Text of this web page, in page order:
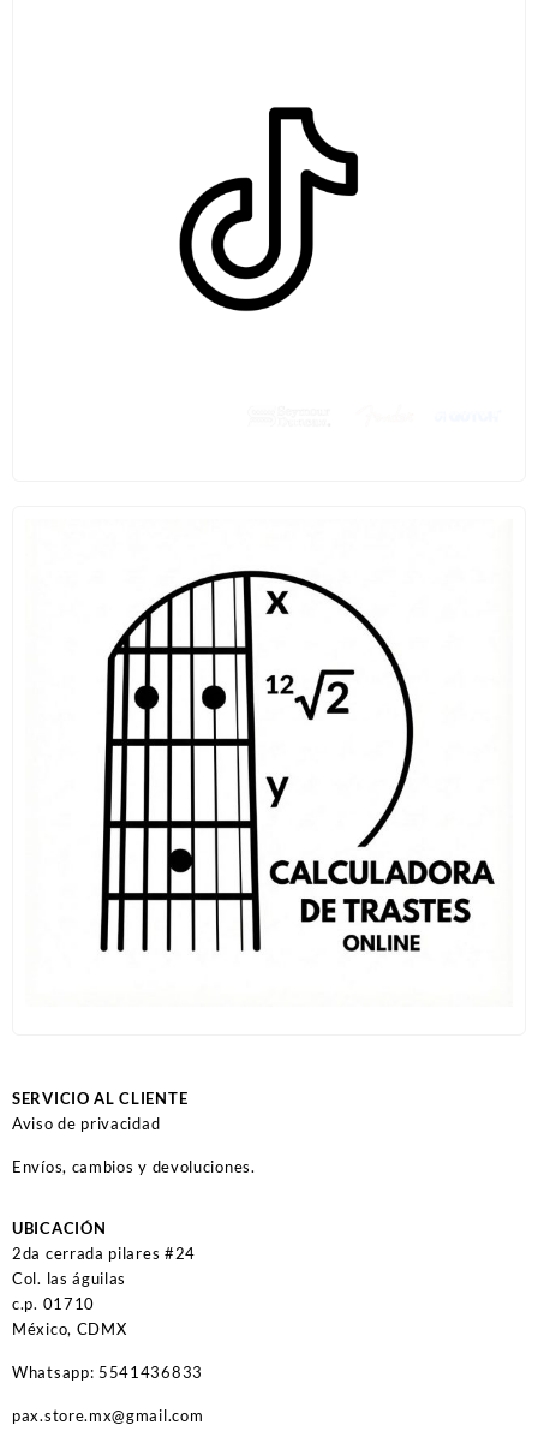
SERVICIO AL CLIENTE
Aviso de privacidad
Envíos, cambios y devoluciones.
UBICACIÓN
2da cerrada pilares #24
Col. las águilas
c.p. 01710
México, CDMX
Whatsapp: 5541436833
pax.store.mx@gmail.com